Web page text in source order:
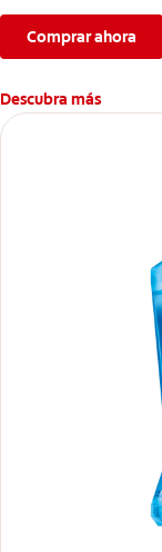
Comprar ahora
Descubra más